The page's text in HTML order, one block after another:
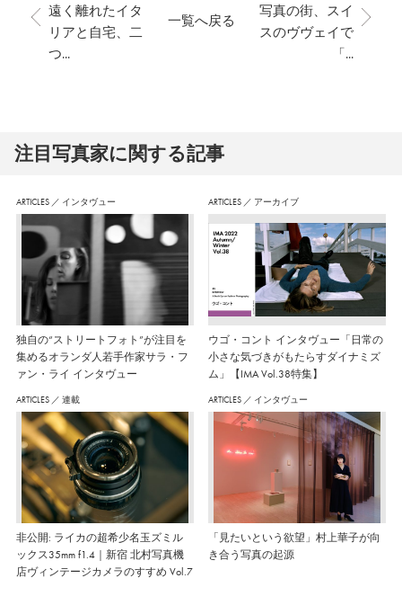
遠く離れたイタ
リアと自宅、二
つ...
写真の街、スイ
スのヴヴェイで
「...
一覧へ戻る
注⽬写真家に関する記事
ARTICLES ／ インタヴュー
独自の“ストリートフォト”が注目を
集めるオランダ人若手作家サラ・フ
ァン・ライ インタヴュー
ARTICLES ／ アーカイブ
ウゴ・コント インタヴュー「日常の
小さな気づきがもたらすダイナミズ
ム」【IMA Vol.38特集】
ARTICLES ／ 連載
非公開: ライカの超希少名玉ズミル
ックス35mm f1.4｜新宿 北村写真機
店ヴィンテージカメラのすすめ Vol.7
ARTICLES ／ インタヴュー
「見たいという欲望」村上華子が向
き合う写真の起源